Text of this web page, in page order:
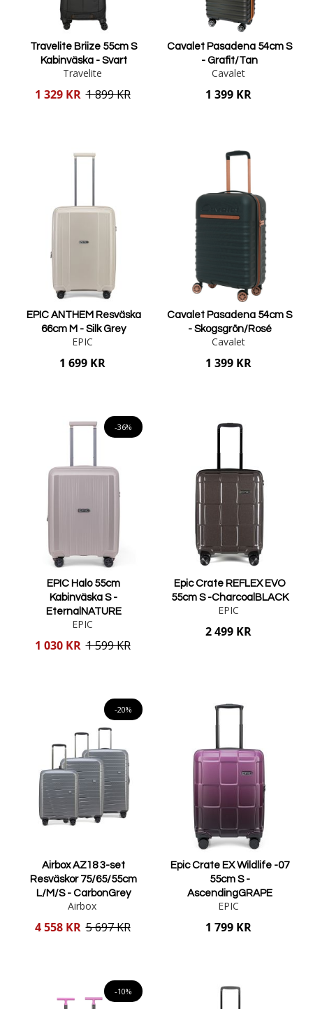
Travelite Briize 55cm S
Kabinväska - Svart
Travelite
Reducerat
1 329 KR 1 899 KR
Cavalet Pasadena 54cm S
- Grafit/Tan
Cavalet
1 399 KR
EPIC ANTHEM Resväska
66cm M - Silk Grey
EPIC
1 699 KR
Cavalet Pasadena 54cm S
- Skogsgrön/Rosé
Cavalet
1 399 KR
-36%
EPIC Halo 55cm
Kabinväska S -
EternalNATURE
EPIC
Reducerat
1 030 KR 1 599 KR
Epic Crate REFLEX EVO
55cm S -CharcoalBLACK
EPIC
2 499 KR
-20%
Airbox AZ18 3-set
Resväskor 75/65/55cm
L/M/S - CarbonGrey
Airbox
Reducerat
4 558 KR 5 697 KR
Epic Crate EX Wildlife -07
55cm S -
AscendingGRAPE
EPIC
1 799 KR
-10%